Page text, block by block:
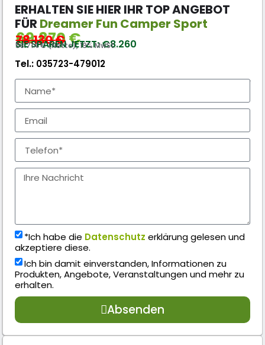
ERHALTEN SIE HIER IHR TOP ANGEBOT
FÜR Dreamer Fun Camper Sport
69.870€
78.130€
SIE SPAREN JETZT: €8.260
58.714 € (Netto), 19% MwSt.
Tel.: 035723-479012
*Ich habe die Datenschutz erklärung gelesen und
akzeptiere diese.
Ich bin damit einverstanden, Informationen zu
Produkten, Angebote, Veranstaltungen und mehr zu
erhalten.
Absenden